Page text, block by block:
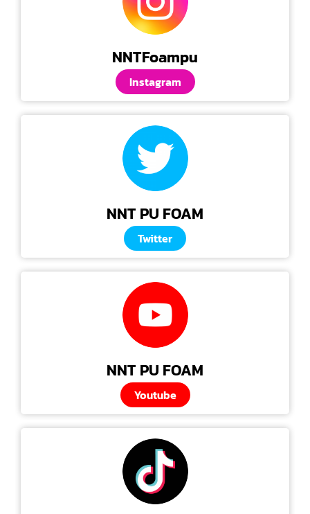
NNTFoampu
Instagram
NNT PU FOAM
Twitter
NNT PU FOAM
Youtube